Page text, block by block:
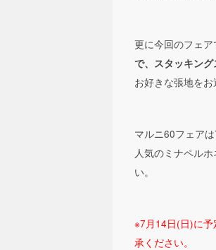
更に今回のフェア
で、スタッキン
お好きな張地をお
マルニ60フェア
人気のミナペル
い。
※7月14日(日)に
承ください。